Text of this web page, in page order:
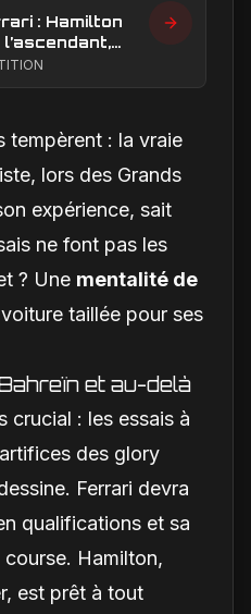
: Hamilton
sous pression
tempèrent : la vraie
lors des Grands
expérience, sait
ne font pas les
? Une mentalité de
taillée pour ses
et au-delà
crucial : les essais à
des glory
Ferrari devra
qualifications et sa
Hamilton,
est prêt à tout